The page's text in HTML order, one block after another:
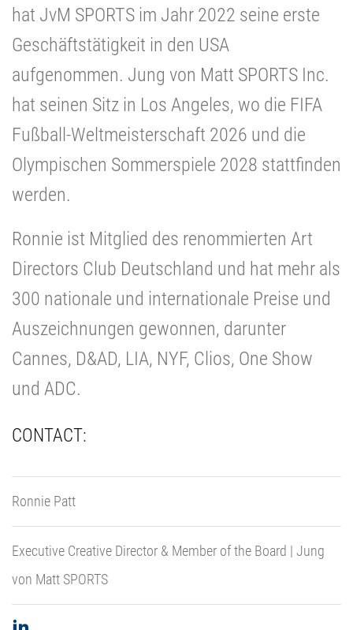
hat JvM SPORTS im Jahr 2022 seine erste
Geschäftstätigkeit in den USA
aufgenommen. Jung von Matt SPORTS Inc.
hat seinen Sitz in Los Angeles, wo die FIFA
Fußball-Weltmeisterschaft 2026 und die
Olympischen Sommerspiele 2028 stattfinden
werden.
Ronnie ist Mitglied des renommierten Art
Directors Club Deutschland und hat mehr als
300 nationale und internationale Preise und
Auszeichnungen gewonnen, darunter
Cannes, D&AD, LIA, NYF, Clios, One Show
und ADC.
CONTACT:
Ronnie Patt
Executive Creative Director & Member of the Board | Jung
von Matt SPORTS